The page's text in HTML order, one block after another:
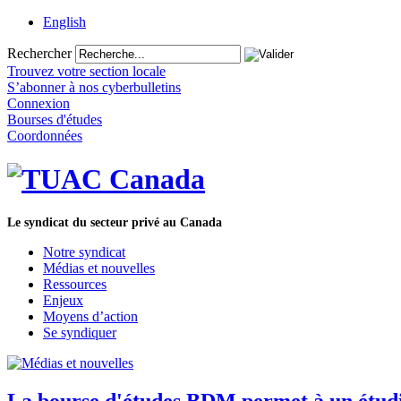
English
Rechercher
Trouvez votre section locale
S’abonner à nos cyberbulletins
Connexion
Bourses d'études
Coordonnées
Le syndicat du secteur privé au Canada
Notre syndicat
Médias et nouvelles
Ressources
Enjeux
Moyens d’action
Se syndiquer